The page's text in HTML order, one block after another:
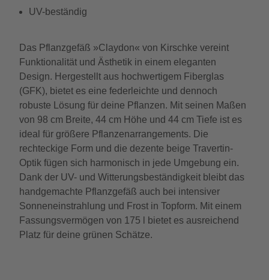
UV-beständig
Das Pflanzgefäß »Claydon« von Kirschke vereint
Funktionalität und Ästhetik in einem eleganten
Design. Hergestellt aus hochwertigem Fiberglas
(GFK), bietet es eine federleichte und dennoch
robuste Lösung für deine Pflanzen. Mit seinen Maßen
von 98 cm Breite, 44 cm Höhe und 44 cm Tiefe ist es
ideal für größere Pflanzenarrangements. Die
rechteckige Form und die dezente beige Travertin-
Optik fügen sich harmonisch in jede Umgebung ein.
Dank der UV- und Witterungsbeständigkeit bleibt das
handgemachte Pflanzgefäß auch bei intensiver
Sonneneinstrahlung und Frost in Topform. Mit einem
Fassungsvermögen von 175 l bietet es ausreichend
Platz für deine grünen Schätze.